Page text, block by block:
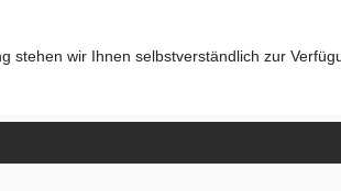
stehen wir Ihnen selbstverständlich zur